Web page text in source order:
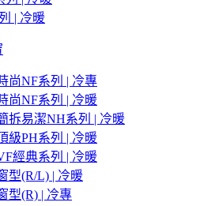
| 冷暖
尚NF系列 | 冷專
尚NF系列 | 冷暖
拆易潔NH系列 | 冷暖
級PH系列 | 冷暖
經典系列 | 冷暖
型(R/L) | 冷暖
型(R) | 冷專